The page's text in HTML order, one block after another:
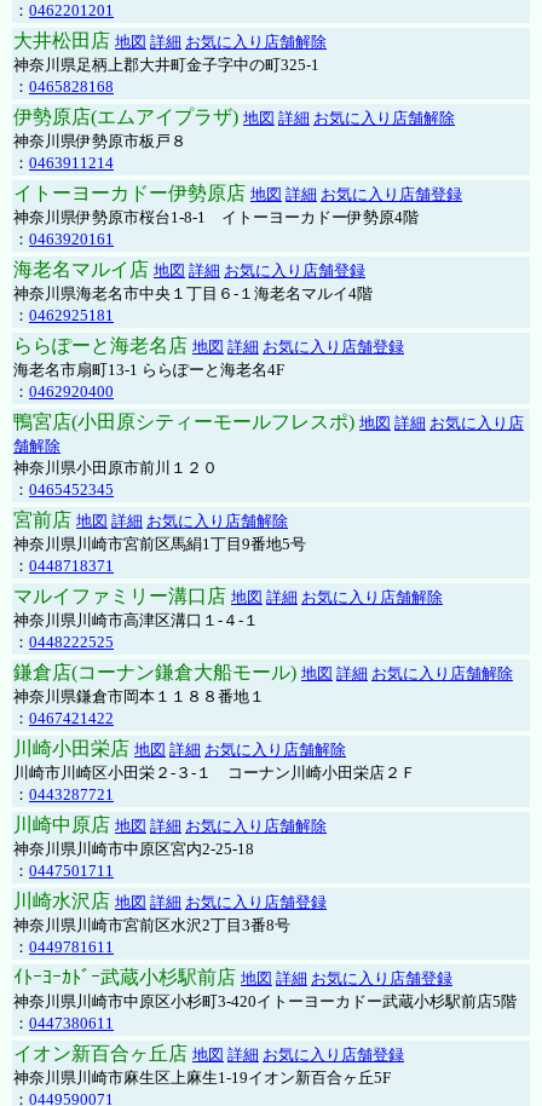
： 0462201201
大井松田店 地図 詳細 お気に入り店舗解除
神奈川県足柄上郡大井町金子字中の町325-1
： 0465828168
伊勢原店(エムアイプラザ) 地図 詳細 お気に入り店舗解除
神奈川県伊勢原市板戸８
： 0463911214
イトーヨーカドー伊勢原店 地図 詳細 お気に入り店舗登録
神奈川県伊勢原市桜台1-8-1 イトーヨーカドー伊勢原4階
： 0463920161
海老名マルイ店 地図 詳細 お気に入り店舗登録
神奈川県海老名市中央１丁目６-１海老名マルイ4階
： 0462925181
ららぽーと海老名店 地図 詳細 お気に入り店舗登録
海老名市扇町13-1 ららぽーと海老名4F
： 0462920400
鴨宮店(小田原シティーモールフレスポ) 地図 詳細 お気に入り店
舗解除
神奈川県小田原市前川１２０
： 0465452345
宮前店 地図 詳細 お気に入り店舗解除
神奈川県川崎市宮前区馬絹1丁目9番地5号
： 0448718371
マルイファミリー溝口店 地図 詳細 お気に入り店舗解除
神奈川県川崎市高津区溝口１-４-１
： 0448222525
鎌倉店(コーナン鎌倉大船モール) 地図 詳細 お気に入り店舗解除
神奈川県鎌倉市岡本１１８８番地１
： 0467421422
川崎小田栄店 地図 詳細 お気に入り店舗解除
川崎市川崎区小田栄２‐３‐１ コーナン川崎小田栄店２Ｆ
： 0443287721
川崎中原店 地図 詳細 お気に入り店舗解除
神奈川県川崎市中原区宮内2-25-18
： 0447501711
川崎水沢店 地図 詳細 お気に入り店舗登録
神奈川県川崎市宮前区水沢2丁目3番8号
： 0449781611
ｲﾄｰﾖｰｶﾄﾞｰ武蔵小杉駅前店 地図 詳細 お気に入り店舗登録
神奈川県川崎市中原区小杉町3-420イトーヨーカドー武蔵小杉駅前店5階
： 0447380611
イオン新百合ヶ丘店 地図 詳細 お気に入り店舗登録
神奈川県川崎市麻生区上麻生1-19イオン新百合ヶ丘5F
： 0449590071